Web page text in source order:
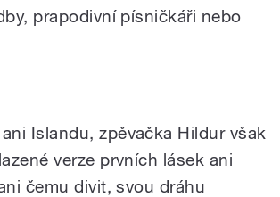
prapodivní písničkáři nebo
Islandu, zpěvačka Hildur však
verze prvních lásek ani
čemu divit, svou dráhu